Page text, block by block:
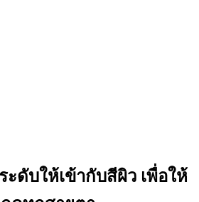
ะดับให้เข้ากับสีผิว เพื่อให้